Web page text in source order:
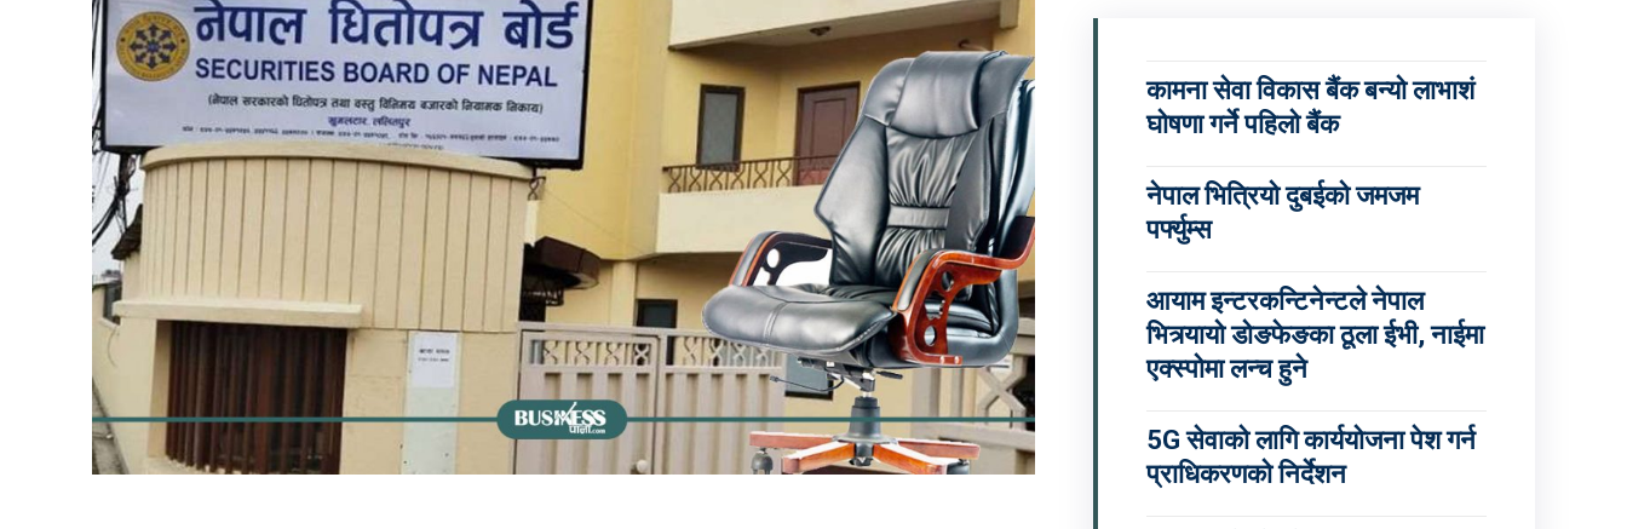
कामना सेवा विकास बैंक बन्यो लाभाशं
घोषणा गर्ने पहिलो बैंक
नेपाल भित्रियो दुबईको जमजम
पर्फ्युम्स
आयाम इन्टरकन्टिनेन्टले नेपाल
भित्र्यायो डोङफेङका ठूला ईभी, नाईमा
एक्स्पोमा लन्च हुने
5G सेवाको लागि कार्ययोजना पेश गर्न
प्राधिकरणको निर्देशन